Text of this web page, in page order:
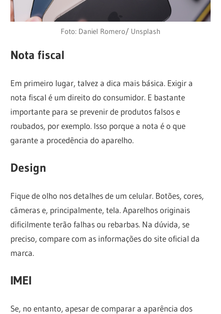
Foto: Daniel Romero/ Unsplash
Nota fiscal
Em primeiro lugar, talvez a dica mais básica. Exigir a
nota fiscal é um direito do consumidor. E bastante
importante para se prevenir de produtos falsos e
roubados, por exemplo. Isso porque a nota é o que
garante a procedência do aparelho.
Design
Fique de olho nos detalhes de um celular. Botões, cores,
câmeras e, principalmente, tela. Aparelhos originais
dificilmente terão falhas ou rebarbas. Na dúvida, se
preciso, compare com as informações do site oficial da
marca.
IMEI
Se, no entanto, apesar de comparar a aparência dos